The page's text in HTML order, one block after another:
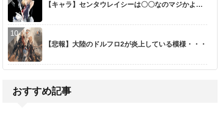
【キャラ】センタウレイシーは〇〇なのマジかよ…
【悲報】大陸のドルフロ2が炎上している模様・・・
おすすめ記事